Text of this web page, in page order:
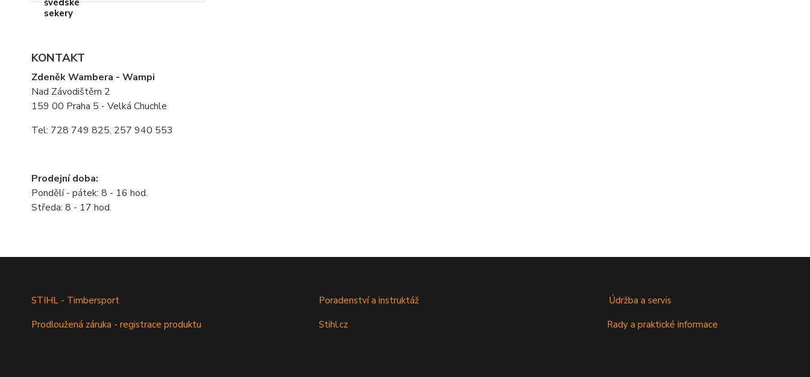
KONTAKT
Zdeněk Wambera - Wampi
Nad Závodištěm 2
159 00 Praha 5 - Velká Chuchle
Tel: 728 749 825, 257 940 553
Prodejní doba:
Pondělí - pátek: 8 - 16 hod.
Středa: 8 - 17 hod.
STIHL - Timbersport
Prodloužená záruka - registrace produktu
Poradenství a instruktáž
Stihl.cz
Údržba a servis
Rady a praktické informace